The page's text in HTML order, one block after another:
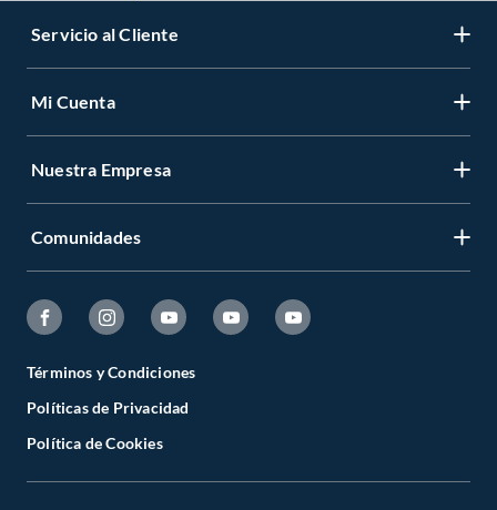
Servicio al Cliente
Mi Cuenta
Nuestra Empresa
Comunidades
Términos y Condiciones
Políticas de Privacidad
Política de Cookies